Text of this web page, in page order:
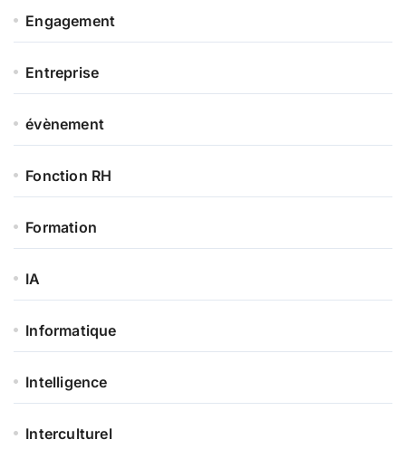
Engagement
Entreprise
évènement
Fonction RH
Formation
IA
Informatique
Intelligence
Interculturel